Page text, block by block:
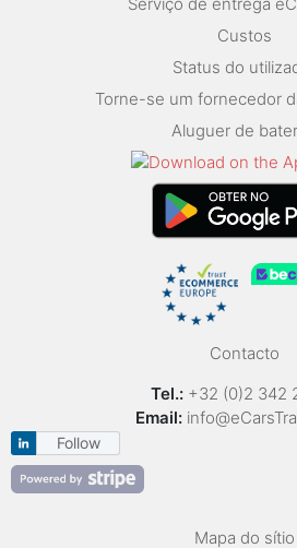
Custos
Status do
Torne-se um fornecedor
Aluguer de
Contacto
Tel.: +32 (0)2 342
Email:
Follow
Mapa do sítio